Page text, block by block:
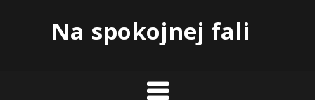
Na spokojnej fali